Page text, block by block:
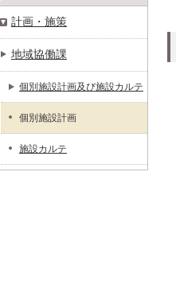
計画・施策
地域協働課
個別施設計画及び施設カルテ
個別施設計画
施設カルテ